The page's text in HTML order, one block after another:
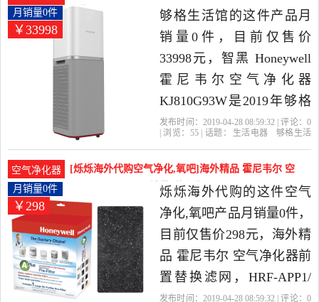
气净化,氧吧，由广东 中山
发货。
仅售33998元
￥33998
月销量0件
够格生活馆的这件产品月
销量0件，目前仅售价
33998元，智黑 Honeywell
霍尼韦尔空气净化器
KJ810G93W是2019年够格
生活馆精选生活电器当中
州发货。
发布时间：2019-04-28 08:59:32 | 评论： 0
| 浏览： 55| 话题： 生活电器
够格生活
空气净化器
[烁烁海外代购空气净化,氧吧]海外精品 霍尼韦尔 空
气净化器前置替月销量0件仅售298元
￥298
月销量0件
烁烁海外代购的这件空气
净化,氧吧产品月销量0件，
目前仅售价298元，海外精
品 霍尼韦尔 空气净化器前
置替换滤网，HRF-APP1/
滤网是2019年烁烁海外代
发布时间：2019-04-28 08:59:32 | 评论： 0